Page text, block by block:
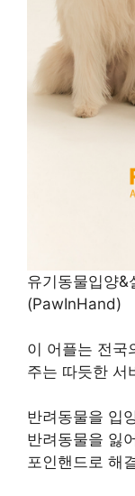
유기동물입양&
(PawInHand)
이 어플는 전국
주는 따듯한 서
반려동물을 입
반려동물을 잃
포인핸드로 해